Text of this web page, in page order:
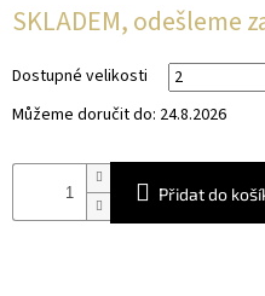
cena:
SKLADEM, odešleme
Dostupné velikosti
Můžeme doručit do: 24.8.2026
Přidat do